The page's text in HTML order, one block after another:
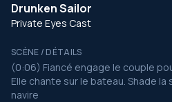
Drunken Sailor
Private Eyes Cast
SCÈNE / DÉTAILS
(0:06) Fiancé engage le couple
Elle chante sur le bateau. Shade la
navire